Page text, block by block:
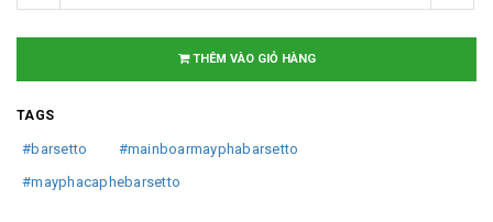
THÊM VÀO GIỎ HÀNG
TAGS
#barsetto
#mainboarmayphabarsetto
#mayphacaphebarsetto